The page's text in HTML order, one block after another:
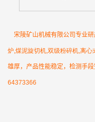
宋陵矿山机械有限公司专业
炉 煤泥旋切机 双级粉碎机 离心
雄厚，产品性能稳定，检测手
64373366